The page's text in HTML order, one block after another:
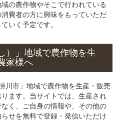
の農作物やそこで行われている
費者の方に興味をもっていただ
いく予定です。
）」地域で農作物を生
家様へ
川市」地域で農作物を生産・販売
ます。当サイトでは、生産され
く、ご自身の情報や、その他の
せを無料で登録・発信いただけ